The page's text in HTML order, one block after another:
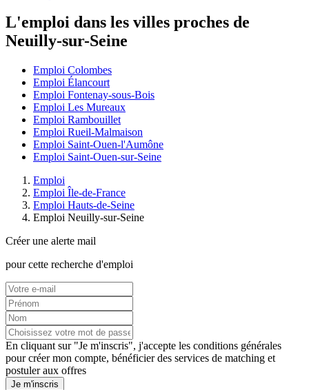
L'emploi dans les villes proches de
Neuilly-sur-Seine
Emploi Colombes
Emploi Élancourt
Emploi Fontenay-sous-Bois
Emploi Les Mureaux
Emploi Rambouillet
Emploi Rueil-Malmaison
Emploi Saint-Ouen-l'Aumône
Emploi Saint-Ouen-sur-Seine
Emploi
Emploi Île-de-France
Emploi Hauts-de-Seine
Emploi Neuilly-sur-Seine
Créer une alerte mail
pour cette recherche d'emploi
En cliquant sur "Je m'inscris", j'accepte les conditions générales
pour créer mon compte, bénéficier des services de matching et
postuler aux offres
Je m'inscris